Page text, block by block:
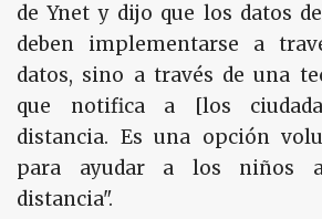
de Ynet y dijo que los datos
deben implementarse a
datos, sino a través de una
que notifica a [los
distancia. Es una opción
para ayudar a los niños
distancia".